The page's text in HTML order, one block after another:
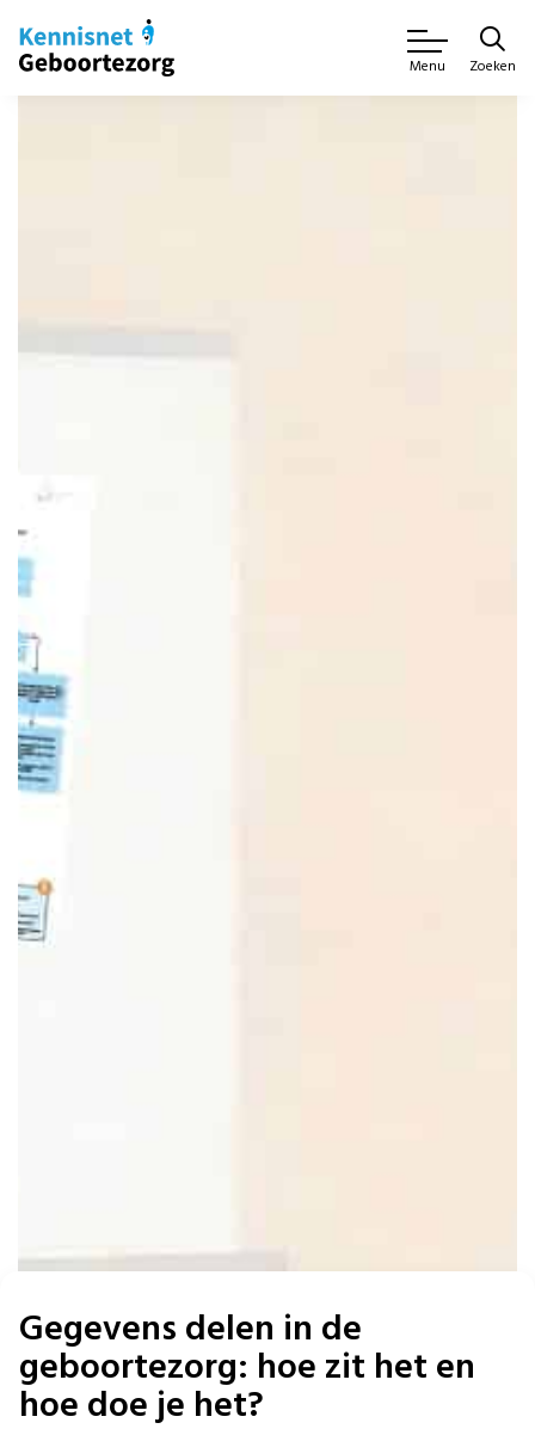
Menu Zoeken
Gegevens delen in de
geboortezorg: hoe zit het en
hoe doe je het?